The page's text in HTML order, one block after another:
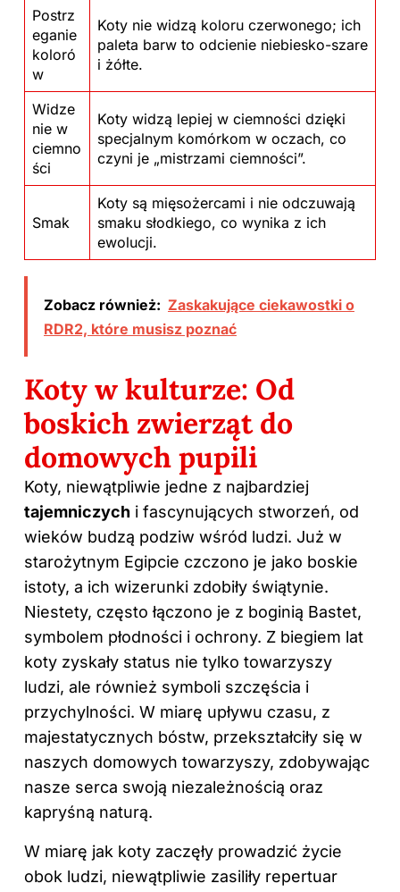
Postrz
eganie
koloró
w
Koty nie widzą koloru czerwonego; ich
paleta barw to odcienie niebiesko-szare
i żółte.
Widze
nie w
ciemno
ści
Koty widzą lepiej w ciemności dzięki
specjalnym komórkom w oczach, co
czyni je „mistrzami ciemności”.
Smak
Koty są mięsożercami i nie odczuwają
smaku słodkiego, co wynika z ich
ewolucji.
Zobacz również: Zaskakujące ciekawostki o
RDR2, które musisz poznać
Koty w kulturze: Od
boskich zwierząt do
domowych pupili
Koty, niewątpliwie jedne z najbardziej
tajemniczych i fascynujących stworzeń, od
wieków budzą podziw wśród ludzi. Już w
starożytnym Egipcie czczono je jako boskie
istoty, a ich wizerunki zdobiły świątynie.
Niestety, często łączono je z boginią Bastet,
symbolem płodności i ochrony. Z biegiem lat
koty zyskały status nie tylko towarzyszy
ludzi, ale również symboli szczęścia i
przychylności. W miarę upływu czasu, z
majestatycznych bóstw, przekształciły się w
naszych domowych towarzyszy, zdobywając
nasze serca swoją niezależnością oraz
kapryśną naturą.
W miarę jak koty zaczęły prowadzić życie
obok ludzi, niewątpliwie zasiliły repertuar